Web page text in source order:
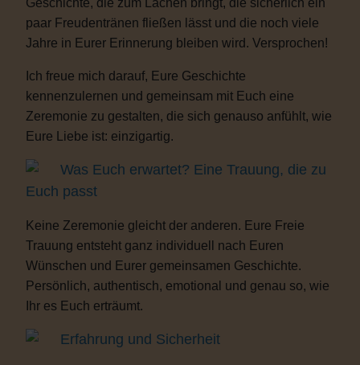
Geschichte, die zum Lachen bringt, die sicherlich ein
paar Freudentränen fließen lässt und die noch viele
Jahre in Eurer Erinnerung bleiben wird. Versprochen!
Ich freue mich darauf, Eure Geschichte
kennenzulernen und gemeinsam mit Euch eine
Zeremonie zu gestalten, die sich genauso anfühlt, wie
Eure Liebe ist: einzigartig.
Was Euch erwartet? Eine Trauung, die zu
Euch passt
Keine Zeremonie gleicht der anderen. Eure Freie
Trauung entsteht ganz individuell nach Euren
Wünschen und Eurer gemeinsamen Geschichte.
Persönlich, authentisch, emotional und genau so, wie
Ihr es Euch erträumt.
Erfahrung und Sicherheit